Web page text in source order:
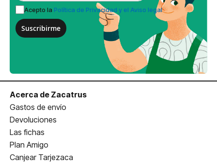
Acepto la Política de Privacidad y el Aviso legal
Suscribirme
Acerca de Zacatrus
Gastos de envío
Devoluciones
Las fichas
Plan Amigo
Canjear Tarjezaca